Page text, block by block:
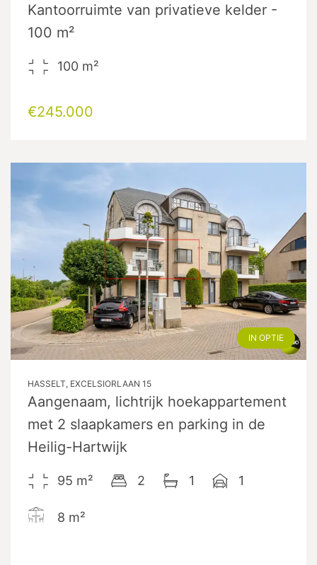
Kantoorruimte van privatieve kelder -
100 m²
100 m²
€245.000
IN OPTIE
HASSELT, EXCELSIORLAAN 15
Aangenaam, lichtrijk hoekappartement
met 2 slaapkamers en parking in de
Heilig-Hartwijk
95 m² 2 1 1
8 m²